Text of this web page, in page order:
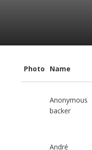
Photo Name
Anonymous
backer
André